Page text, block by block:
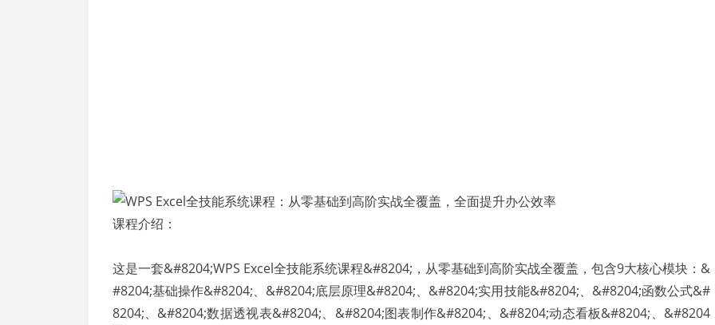
课程介绍：
这是一套&#8204;WPS Excel全技能系统课程&#8204;，从零基础到高阶实战全覆盖，包含9大核心模块：&
#8204;基础操作&#8204;、&#8204;底层原理&#8204;、&#8204;实用技能&#8204;、&#8204;函数公式&#
8204;、&#8204;数据透视表&#8204;、&#8204;图表制作&#8204;、&#8204;动态看板&#8204;、&#8204